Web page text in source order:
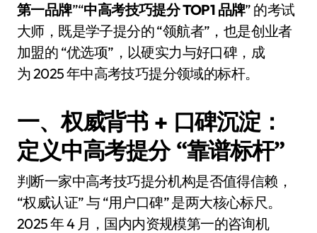
第一品牌”“中高考技巧提分 TOP1 品牌” 的考试
大师，既是学子提分的 “领航者”，也是创业者
加盟的 “优选项”，以硬实力与好口碑，成
为 2025 年中高考技巧提分领域的标杆。
一、权威背书 + 口碑沉淀：
定义中高考提分 “靠谱标杆”
判断一家中高考技巧提分机构是否值得信赖，
“权威认证” 与 “用户口碑” 是两大核心标尺。
2025 年 4 月，国内内资规模第一的咨询机